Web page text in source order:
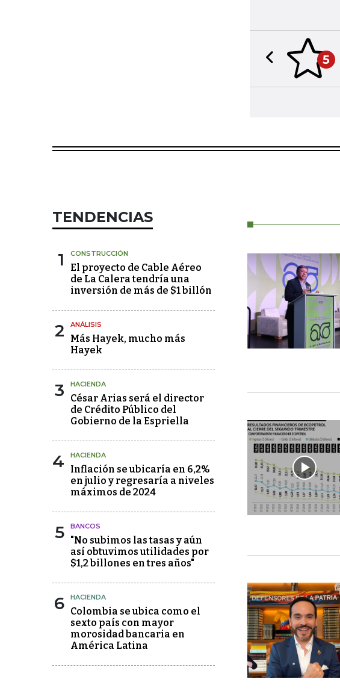
5
Previous slide
TENDENCIAS
1 CONSTRUCCIÓN
El proyecto de Cable Aéreo
de La Calera tendría una
inversión de más de $1 billón
2 ANÁLISIS
Más Hayek, mucho más
Hayek
3 HACIENDA
César Arias será el director
de Crédito Público del
Gobierno de la Espriella
4 HACIENDA
Inflación se ubicaría en 6,2%
en julio y regresaría a niveles
máximos de 2024
5 BANCOS
"No subimos las tasas y aún
así obtuvimos utilidades por
$1,2 billones en tres años"
6 HACIENDA
Colombia se ubica como el
sexto país con mayor
morosidad bancaria en
América Latina